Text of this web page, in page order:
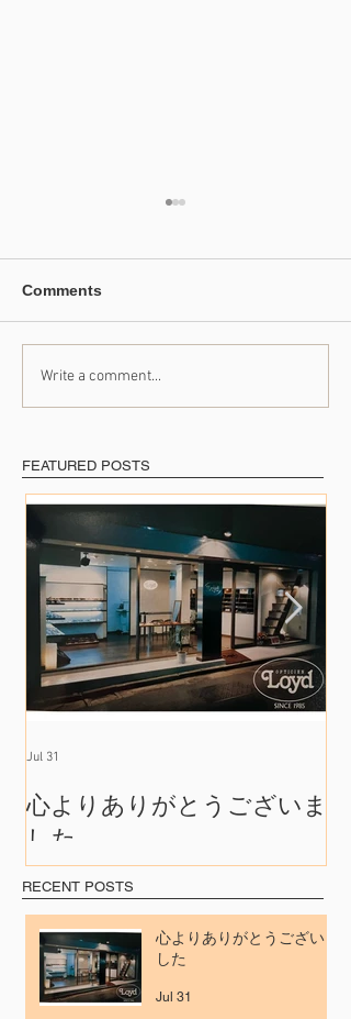
RECENT POSTS
FEATURED POSTS
たくさんの出会いに支え
られて
Comments
Write a comment...
心よりありがとうございま
した
Jul 31
心よりありがとうございま
した
Jul 31